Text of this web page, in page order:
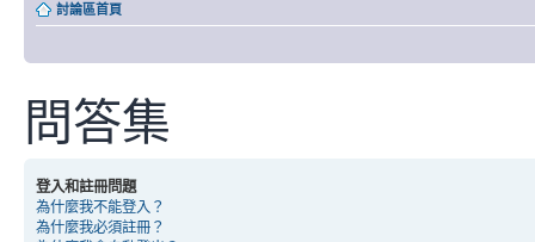
討論區首頁
問答集
登入和註冊問題
為什麼我不能登入？
為什麼我必須註冊？